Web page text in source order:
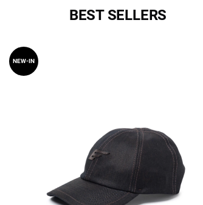
BEST SELLERS
NEW-IN